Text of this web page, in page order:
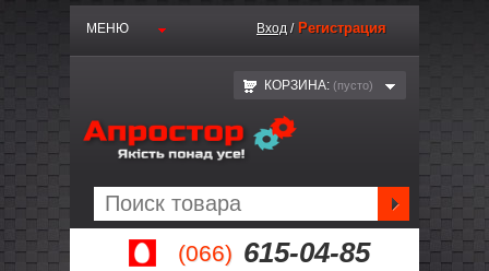
(066) 615-04-85
МЕНЮ Вход / Регистрация
КОРЗИНА: (пустo)